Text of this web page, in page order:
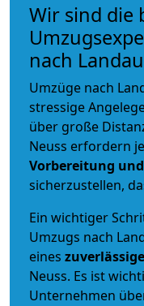
Wir sind die
nach
Umzüge nach
stressige
über große
Neuss erfordern
Vorbereitung
sicherzustellen,
Ein wichtiger
Umzugs nach
eines
Neuss. Es ist
Unternehmen